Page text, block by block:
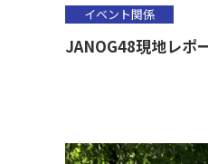
イベント関係
JANOG48現地レポ